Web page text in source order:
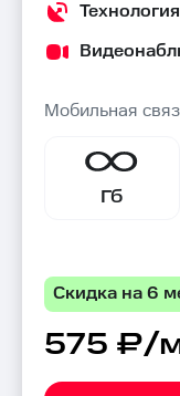
Мобильная
Гб
Скидка на 6
575 ₽/